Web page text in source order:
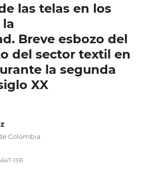
las telas en los
la
Breve esbozo del
del sector textil en
la segunda
XX
Colombia
1591